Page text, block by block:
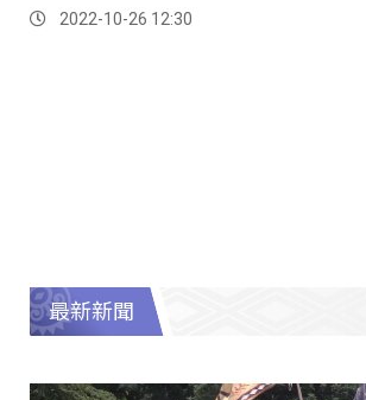
2022-10-26 12:30
最新新聞